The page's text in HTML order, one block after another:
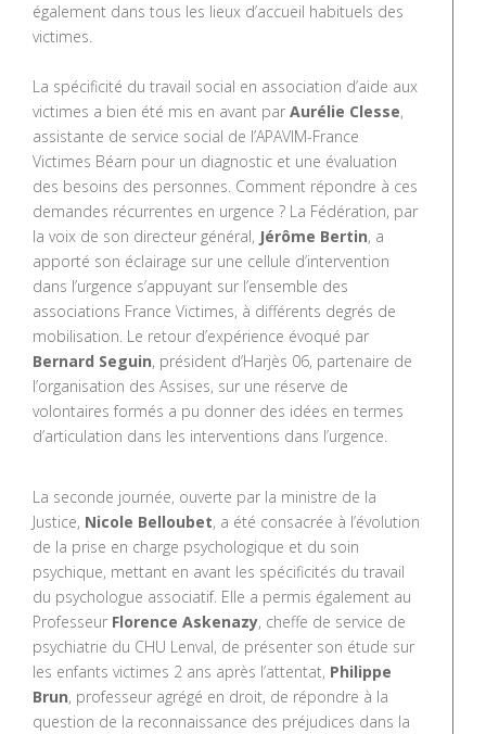
également dans tous les lieux d’accueil habituels des
victimes.
La spécificité du travail social en association d’aide aux
victimes a bien été mis en avant par Aurélie Clesse,
assistante de service social de l’APAVIM-France
Victimes Béarn pour un diagnostic et une évaluation
des besoins des personnes. Comment répondre à ces
demandes récurrentes en urgence ? La Fédération, par
la voix de son directeur général, Jérôme Bertin, a
apporté son éclairage sur une cellule d’intervention
dans l’urgence s’appuyant sur l’ensemble des
associations France Victimes, à différents degrés de
mobilisation. Le retour d’expérience évoqué par
Bernard Seguin, président d’Harjès 06, partenaire de
l’organisation des Assises, sur une réserve de
volontaires formés a pu donner des idées en termes
d’articulation dans les interventions dans l’urgence.
La seconde journée, ouverte par la ministre de la
Justice, Nicole Belloubet, a été consacrée à l’évolution
de la prise en charge psychologique et du soin
psychique, mettant en avant les spécificités du travail
du psychologue associatif. Elle a permis également au
Professeur Florence Askenazy, cheffe de service de
psychiatrie du CHU Lenval, de présenter son étude sur
les enfants victimes 2 ans après l’attentat, Philippe
Brun, professeur agrégé en droit, de répondre à la
question de la reconnaissance des préjudices dans la